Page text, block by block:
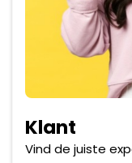
Klant
Vind de juiste